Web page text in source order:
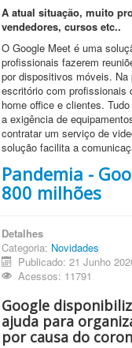
A atual situação, muito
vendedores, cursos etc..
O Google Meet é uma
profissionais fazerem
por dispositivos móveis.
escritório com profissionais
home office e clientes.
a exigência de
contratar um serviço de
solução facilita a
Pandemia -
800 milhões
Detalhes
Categoria: Novidades
Publicado: 21 Junho
Acessos: 11791
Google
ajuda para
por causa do